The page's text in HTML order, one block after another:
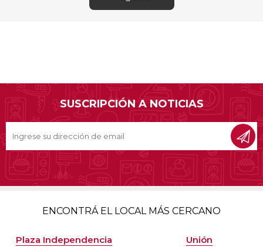
SUSCRIPCIÓN A NOTICIAS
ENCONTRÁ EL LOCAL MÁS CERCANO
Plaza Independencia Unión